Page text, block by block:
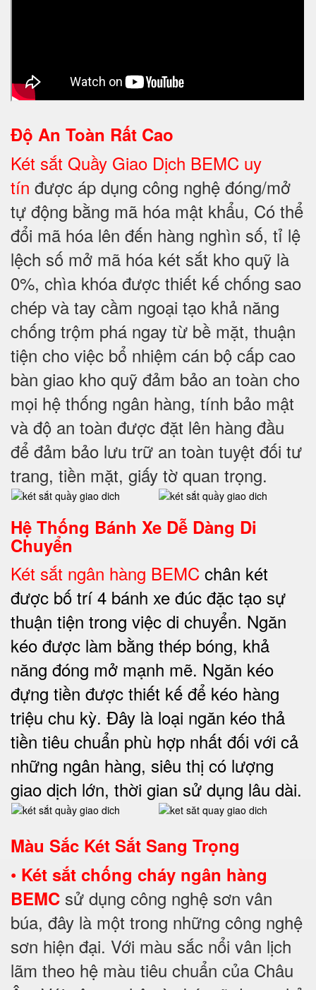
Độ An Toàn Rất Cao
Két sắt Quầy Giao Dịch BEMC uy
tín được áp dụng công nghệ đóng/mở
tự động bằng mã hóa mật khẩu, Có thể
đổi mã hóa lên đến hàng nghìn số, tỉ lệ
lệch số mở mã hóa két sắt kho quỹ là
0%, chìa khóa được thiết kế chống sao
chép và tay cầm ngoại tạo khả năng
chống trộm phá ngay từ bề mặt, thuận
tiện cho việc bổ nhiệm cán bộ cấp cao
bàn giao kho quỹ đảm bảo an toàn cho
mọi hệ thống ngân hàng, tính bảo mật
và độ an toàn được đặt lên hàng đầu
để đảm bảo lưu trữ an toàn tuyệt đối tư
trang, tiền mặt, giấy tờ quan trọng.
Hệ Thống Bánh Xe Dễ Dàng Di
Chuyển
Két sắt ngân hàng BEMC chân két
được bố trí 4 bánh xe đúc đặc tạo sự
thuận tiện trong việc di chuyển. Ngăn
kéo được làm bằng thép bóng, khả
năng đóng mở mạnh mẽ. Ngăn kéo
đựng tiền được thiết kế để kéo hàng
triệu chu kỳ. Đây là loại ngăn kéo thả
tiền tiêu chuẩn phù hợp nhất đối với cả
những ngân hàng, siêu thị có lượng
giao dịch lớn, thời gian sử dụng lâu dài.
Màu Sắc Két Sắt Sang Trọng
• Két sắt chống cháy ngân hàng
BEMC sử dụng công nghệ sơn vân
búa, đây là một trong những công nghệ
sơn hiện đại. Với màu sắc nổi vân lịch
lãm theo hệ màu tiêu chuẩn của Châu